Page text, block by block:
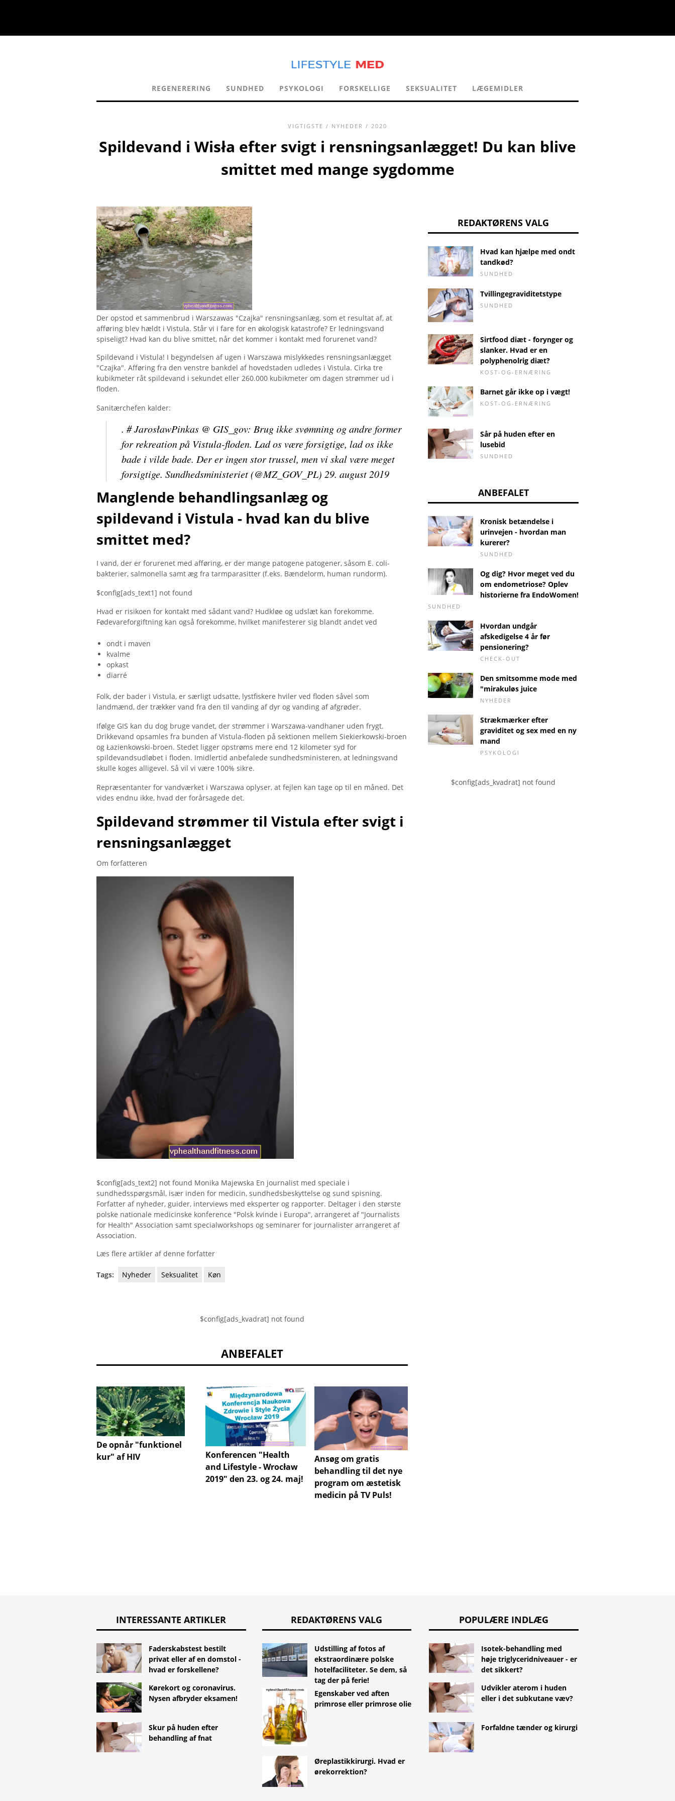
REGENERERING SUNDHED PSYKOLOGI FORSKELLIGE SEKSUALITET LÆGEMIDLER
VIGTIGSTE / NYHEDER / 2020
Spildevand i Wisła efter svigt i rensningsanlægget! Du kan blive
smittet med mange sygdomme
Der opstod et sammenbrud i Warszawas "Czajka" rensningsanlæg, som et resultat af, at
afføring blev hældt i Vistula. Står vi i fare for en økologisk katastrofe? Er ledningsvand
spiseligt? Hvad kan du blive smittet, når det kommer i kontakt med forurenet vand?
Spildevand i Vistula! I begyndelsen af ​​ugen i Warszawa mislykkedes rensningsanlægget
"Czajka". Afføring fra den venstre bankdel af hovedstaden udledes i Vistula. Cirka tre
kubikmeter råt spildevand i sekundet eller 260.000 kubikmeter om dagen strømmer ud i
floden.
Sanitærchefen kalder:
. # JarosławPinkas @ GIS_gov: Brug ikke svømning og andre former
for rekreation på Vistula-floden. Lad os være forsigtige, lad os ikke
bade i vilde bade. Der er ingen stor trussel, men vi skal være meget
forsigtige. Sundhedsministeriet (@MZ_GOV_PL) 29. august 2019
Manglende behandlingsanlæg og
spildevand i Vistula - hvad kan du blive
smittet med?
I vand, der er forurenet med afføring, er der mange patogene patogener, såsom E. coli-
bakterier, salmonella samt æg fra tarmparasitter (f.eks. Bændelorm, human rundorm).
$config[ads_text1] not found
Hvad er risikoen for kontakt med sådant vand? Hudkløe og udslæt kan forekomme.
Fødevareforgiftning kan også forekomme, hvilket manifesterer sig blandt andet ved
ondt i maven
kvalme
opkast
diarré
Folk, der bader i Vistula, er særligt udsatte, lystfiskere hviler ved floden såvel som
landmænd, der trækker vand fra den til vanding af dyr og vanding af afgrøder.
Ifølge GIS kan du dog bruge vandet, der strømmer i Warszawa-vandhaner uden frygt.
Drikkevand opsamles fra bunden af ​​Vistula-floden på sektionen mellem Siekierkowski-broen
og Łazienkowski-broen. Stedet ligger opstrøms mere end 12 kilometer syd for
spildevandsudløbet i floden. Imidlertid anbefalede sundhedsministeren, at ledningsvand
skulle koges alligevel. Så vil vi være 100% sikre.
Repræsentanter for vandværket i Warszawa oplyser, at fejlen kan tage op til en måned. Det
vides endnu ikke, hvad der forårsagede det.
Spildevand strømmer til Vistula efter svigt i
rensningsanlægget
Om forfatteren
$config[ads_text2] not found Monika Majewska En journalist med speciale i
sundhedsspørgsmål, især inden for medicin, sundhedsbeskyttelse og sund spisning.
Forfatter af nyheder, guider, interviews med eksperter og rapporter. Deltager i den største
polske nationale medicinske konference "Polsk kvinde i Europa", arrangeret af "Journalists
for Health" Association samt specialworkshops og seminarer for journalister arrangeret af
Association.
Læs flere artikler af denne forfatter
Tags: Nyheder Seksualitet Køn
$config[ads_kvadrat] not found
ANBEFALET
De opnår "funktionel
kur" af HIV
Konferencen "Health
and Lifestyle - Wrocław
2019" den 23. og 24. maj!
Ansøg om gratis
behandling til det nye
program om æstetisk
medicin på TV Puls!
REDAKTØRENS VALG
Hvad kan hjælpe med ondt
tandkød?
SUNDHED
Tvillingegraviditetstype
SUNDHED
Sirtfood diæt - forynger og
slanker. Hvad er en
polyphenolrig diæt?
KOST-OG-ERNÆRING
Barnet går ikke op i vægt!
KOST-OG-ERNÆRING
Sår på huden efter en
lusebid
SUNDHED
ANBEFALET
Kronisk betændelse i
urinvejen - hvordan man
kurerer?
SUNDHED
Og dig? Hvor meget ved du
om endometriose? Oplev
historierne fra EndoWomen!
SUNDHED
Hvordan undgår
afskedigelse 4 år før
pensionering?
CHECK-OUT
Den smitsomme mode med
"mirakuløs juice
NYHEDER
Strækmærker efter
graviditet og sex med en ny
mand
PSYKOLOGI
$config[ads_kvadrat] not found
INTERESSANTE ARTIKLER
Faderskabstest bestilt
privat eller af en domstol -
hvad er forskellene?
Kørekort og coronavirus.
Nysen afbryder eksamen!
Skur på huden efter
behandling af fnat
REDAKTØRENS VALG
Udstilling af fotos af
ekstraordinære polske
hotelfaciliteter. Se dem, så
tag der på ferie!
Egenskaber ved aften
primrose eller primrose olie
Øreplastikkirurgi. Hvad er
ørekorrektion?
POPULÆRE INDLÆG
Isotek-behandling med
høje triglyceridniveauer - er
det sikkert?
Udvikler aterom i huden
eller i det subkutane væv?
Forfaldne tænder og kirurgi